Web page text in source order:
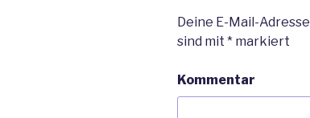
Deine E-Mail-
sind mit * markiert
Kommentar